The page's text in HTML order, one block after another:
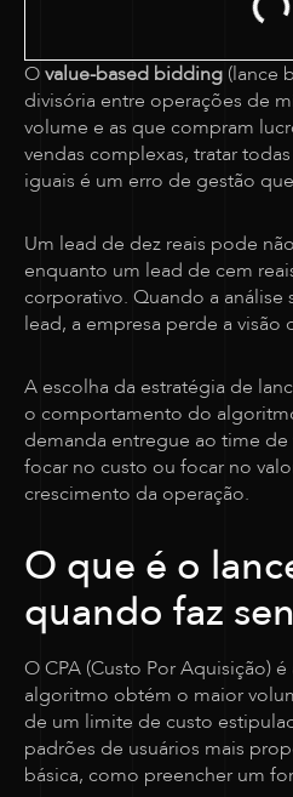
Ovalue-based bidding (lance
divisória entre operações de
volume e as que compram
vendas complexas, tratar
iguais é um erro de gestão
Um lead de dez reais pode
enquanto um lead de cem
corporativo. Quando a
lead, a empresa perde a visão
A escolha da estratégia de
o comportamento do
demanda entregue ao time
focar no custo ou focar no
crescimento da operação.
O que é o
quando faz
O CPA (Custo Por Aquisição)
algoritmo obtém o maior
de um limite de custo
padrões de usuários mais
básica, como preencher um